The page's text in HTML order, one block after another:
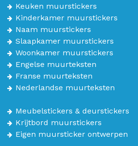
Keuken muurstickers
Kinderkamer muurstickers
Naam muurstickers
Slaapkamer muurstickers
Woonkamer muurstickers
Engelse muurteksten
Franse muurteksten
Nederlandse muurteksten
Meubelstickers & deurstickers
Krijtbord muurstickers
Eigen muursticker ontwerpen